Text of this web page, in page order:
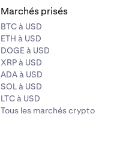
Marchés prisés
BTC à USD
ETH à USD
DOGE à USD
XRP à USD
ADA à USD
SOL à USD
LTC à USD
Tous les marchés crypto